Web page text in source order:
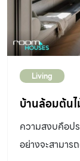
หอมเรียวสูง
นครราชสีมา
เจ้าของบ้านแ
วัน จะได้กลิ่นห
ฝีมือการทำขน
คอนกรีตเปลื
ดินสูงต่ำบนสุด
กว้างใหญ่ เป็น
Living
บ้านล้อมต้นไ
ความสงบคือป
อย่างจะสามาร